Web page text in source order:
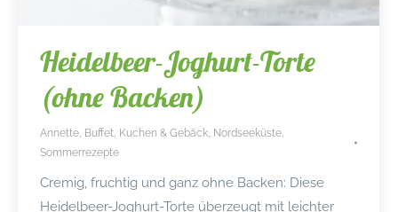
Heidelbeer-Joghurt-Torte
(ohne Backen)
Annette Buffet Kuchen & Gebäck Nordseeküste
Sommerrezepte
Cremig, fruchtig und ganz ohne Backen: Diese
Heidelbeer-Joghurt-Torte überzeugt mit leichter